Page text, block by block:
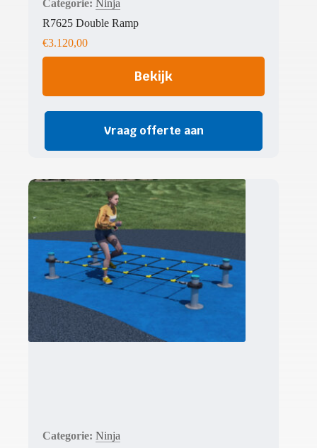
Ninja
R7625 Double Ramp
€3.120,00
Bekijk
Vraag offerte aan
Ninja